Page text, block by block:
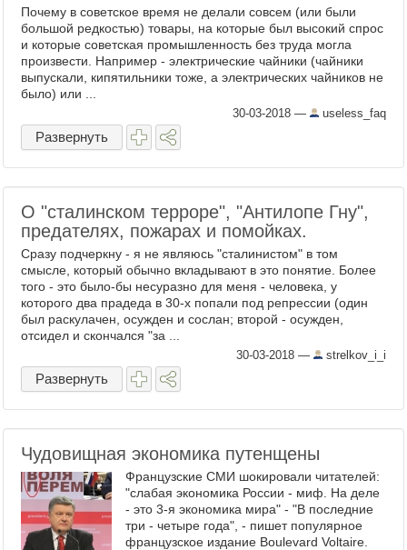
Почему в советское время не делали совсем (или были
большой редкостью) товары, на которые был высокий спрос
и которые советская промышленность без труда могла
произвести. Например - электрические чайники (чайники
выпускали, кипятильники тоже, а электрических чайников не
было) или ...
30-03-2018 — useless_faq
Развернуть
О "сталинском терроре", "Антилопе Гну",
предателях, пожарах и помойках.
Сразу подчеркну - я не являюсь "сталинистом" в том
смысле, который обычно вкладывают в это понятие. Более
того - это было-бы несуразно для меня - человека, у
которого два прадеда в 30-х попали под репрессии (один
был раскулачен, осужден и сослан; второй - осужден,
отсидел и скончался "за ...
30-03-2018 — strelkov_i_i
Развернуть
Чудовищная экономика путенщены
Французские СМИ шокировали читателей:
"слабая экономика России - миф. На деле
- это 3-я экономика мира" - "В последние
три - четыре года", - пишет популярное
французское издание Boulevard Voltaire.